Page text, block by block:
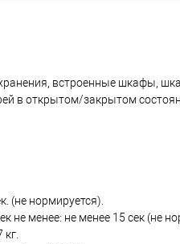
встроенные шкафы,
в открытом/закрытом
(не нормируется).
менее: не менее 15 сек (не